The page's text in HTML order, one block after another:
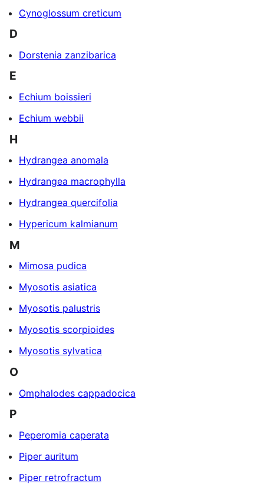
Cynoglossum creticum
D
Dorstenia zanzibarica
E
Echium boissieri
Echium webbii
H
Hydrangea anomala
Hydrangea macrophylla
Hydrangea quercifolia
Hypericum kalmianum
M
Mimosa pudica
Myosotis asiatica
Myosotis palustris
Myosotis scorpioides
Myosotis sylvatica
O
Omphalodes cappadocica
P
Peperomia caperata
Piper auritum
Piper retrofractum